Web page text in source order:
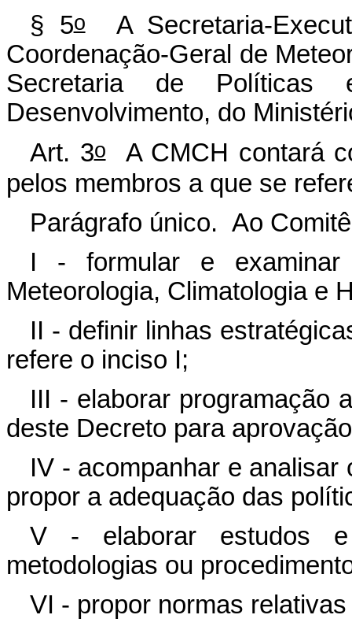
§ 5oA Secretaria-
Coordenação-Geral de
Secretaria de
Desenvolvimento, do
Art. 3oA CMCH contará
pelos membros a que se
Parágrafo único. Ao
I - formular e examinar
Meteorologia, Climatologia e
II - definir linhas
refere o inciso I;
III - elaborar programação
deste Decreto para
IV - acompanhar e
propor a adequação das
V - elaborar estudos e
metodologias ou
VI - propor normas